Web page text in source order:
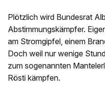
Plötzlich wird Bundesrat
Abstimmungskämpfer.
am Stromgipfel, einem
Doch weil nur wenige
zum sogenannten
Rösti kämpfen.